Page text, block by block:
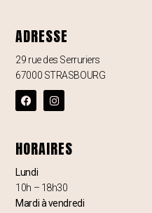
ADRESSE
29 rue des Serruriers
67000 STRASBOURG
HORAIRES
Lundi
10h – 18h30
Mardi à vendredi